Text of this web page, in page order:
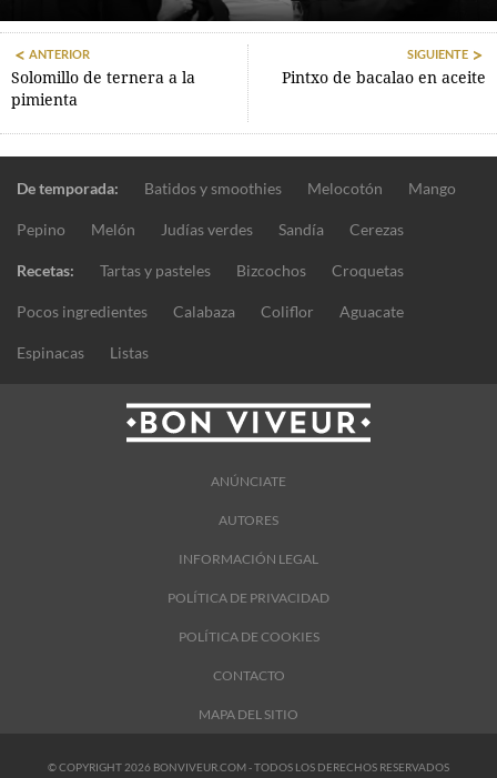
ANTERIOR
Solomillo de ternera a la
pimienta
SIGUIENTE
Pintxo de bacalao en aceite
De temporada: Batidos y smoothies Melocotón Mango
Pepino Melón Judías verdes Sandía Cerezas
Recetas: Tartas y pasteles Bizcochos Croquetas
Pocos ingredientes Calabaza Coliflor Aguacate
Espinacas Listas
ANÚNCIATE
AUTORES
INFORMACIÓN LEGAL
POLÍTICA DE PRIVACIDAD
POLÍTICA DE COOKIES
CONTACTO
MAPA DEL SITIO
© COPYRIGHT 2026 BONVIVEUR.COM - TODOS LOS DERECHOS RESERVADOS